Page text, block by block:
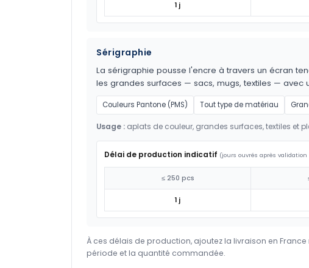
1 j
Sérigraphie
La sérigraphie pousse l'encre à travers un écran
les grandes surfaces — sacs, mugs, textiles —
Couleurs Pantone (PMS) Tout type de matériau
Usage : aplats de couleur, grandes surfaces, textiles et
Délai de production indicatif (jours ouvrés après validation
≤ 250 pcs
1 j
À ces délais de production, ajoutez la livraison en
période et la quantité commandée.